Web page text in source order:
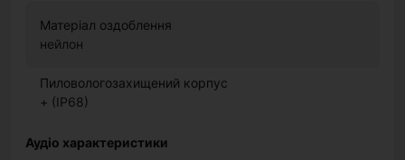
Матеріал оздоблення
нейлон
Пиловологозахищений корпус
+ (IP68)
Аудіо характеристики